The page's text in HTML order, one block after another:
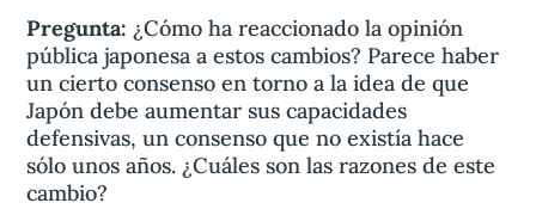
Pregunta: ¿Cómo ha reaccionado la opinión
pública japonesa a estos cambios? Parece haber
un cierto consenso en torno a la idea de que
Japón debe aumentar sus capacidades
defensivas, un consenso que no existía hace
sólo unos años. ¿Cuáles son las razones de este
cambio?